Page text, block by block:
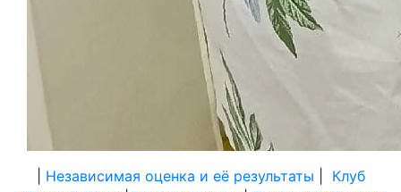
Независимая оценка и её результаты
Клуб